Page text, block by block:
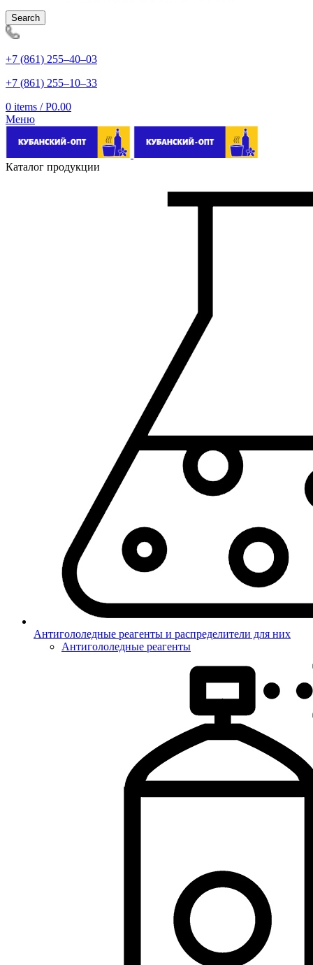
Search
+7 (861) 255‒40‒03
+7 (861) 255‒10‒33
0 items / Р0.00
Меню
Каталог продукции
Антигололедные реагенты и распределители для них
Антигололедные реагенты